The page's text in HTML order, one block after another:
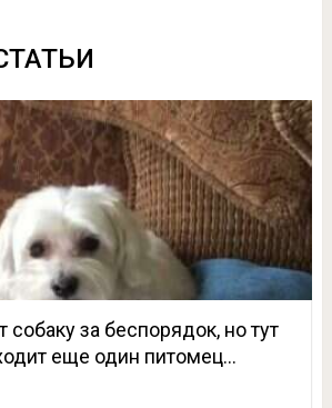
собаку за беспорядок, но тут
еще один питомец…